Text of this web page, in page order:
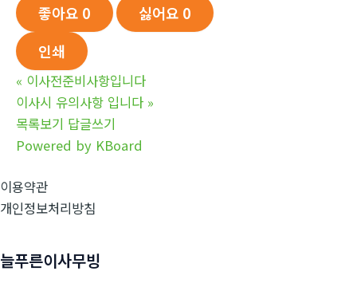
좋아요 0 싫어요 0
인쇄
« 이사전준비사항입니다
이사시 유의사항 입니다 »
목록보기 답글쓰기
Powered by KBoard
이용약관
개인정보처리방침
늘푸른이사무빙